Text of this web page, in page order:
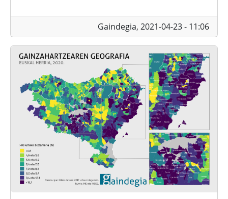
Gaindegia, 2021-04-23 - 11:06